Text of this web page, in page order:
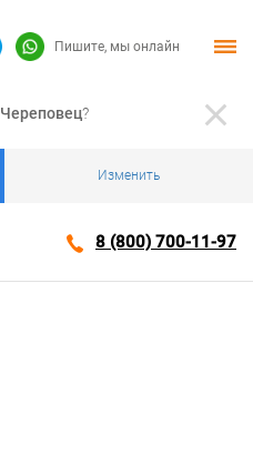
Череповец?
Изменить
8 (800) 700-11-97
Пишите, мы онлайн